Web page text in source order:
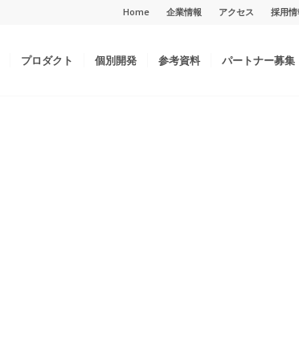
Home 企業情報 アクセス 採用情
プロダクト 個別開発 参考資料 パートナー募集